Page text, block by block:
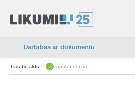
Darbības ar dokumentu
Tiesību akts: spēkā esošs